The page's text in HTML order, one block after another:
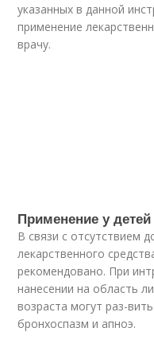
указанных в данной
применение
врачу.
Применение у детей
В связи с отсутствием
лекарственного
рекомендовано. При
нанесении на область
возраста могут раз-
бронхоспазм и апноэ.